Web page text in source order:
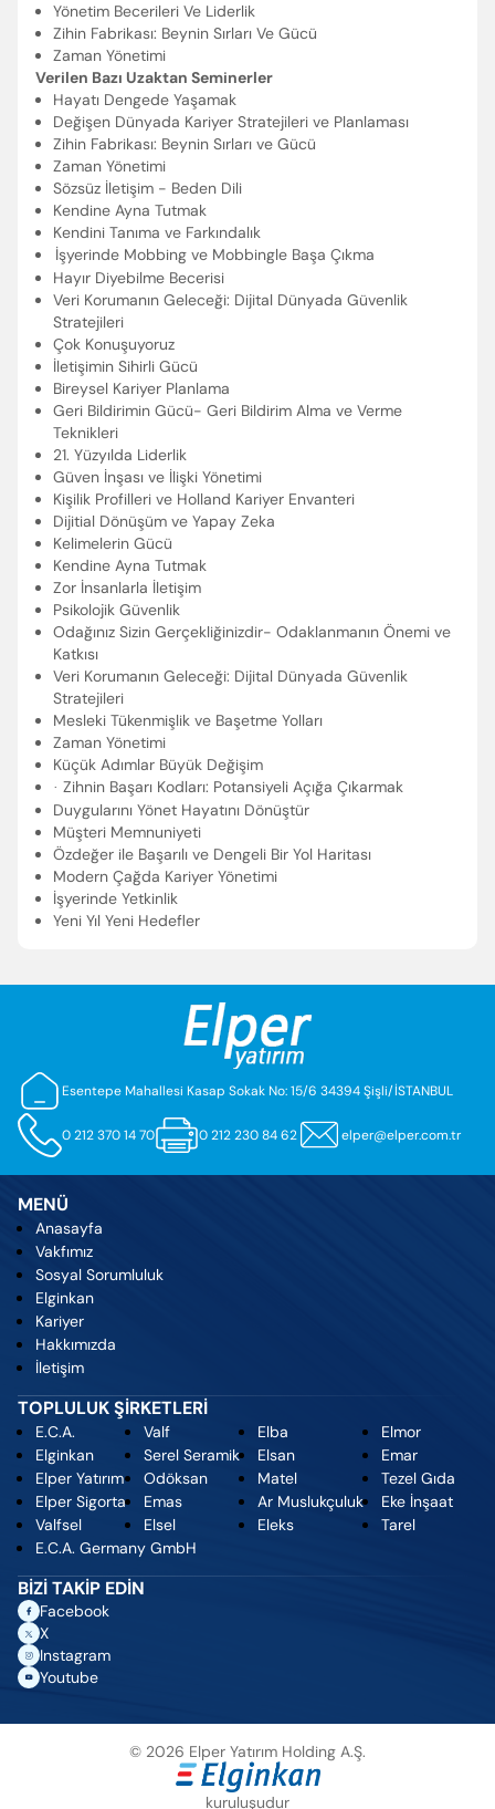
Yönetim Becerileri Ve Liderlik
Zihin Fabrikası: Beynin Sırları Ve Gücü
Zaman Yönetimi
Verilen Bazı Uzaktan Seminerler
Hayatı Dengede Yaşamak
Değişen Dünyada Kariyer Stratejileri ve Planlaması
Zihin Fabrikası: Beynin Sırları ve Gücü
Zaman Yönetimi
Sözsüz İletişim - Beden Dili
Kendine Ayna Tutmak
Kendini Tanıma ve Farkındalık
İşyerinde Mobbing ve Mobbingle Başa Çıkma
Hayır Diyebilme Becerisi
Veri Korumanın Geleceği: Dijital Dünyada Güvenlik
Stratejileri
Çok Konuşuyoruz
İletişimin Sihirli Gücü
Bireysel Kariyer Planlama
Geri Bildirimin Gücü- Geri Bildirim Alma ve Verme
Teknikleri
21. Yüzyılda Liderlik
Güven İnşası ve İlişki Yönetimi
Kişilik Profilleri ve Holland Kariyer Envanteri
Dijitial Dönüşüm ve Yapay Zeka
Kelimelerin Gücü
Kendine Ayna Tutmak
Zor İnsanlarla İletişim
Psikolojik Güvenlik
Odağınız Sizin Gerçekliğinizdir- Odaklanmanın Önemi ve
Katkısı
Veri Korumanın Geleceği: Dijital Dünyada Güvenlik
Stratejileri
Mesleki Tükenmişlik ve Başetme Yolları
Zaman Yönetimi
Küçük Adımlar Büyük Değişim
· Zihnin Başarı Kodları: Potansiyeli Açığa Çıkarmak
Duygularını Yönet Hayatını Dönüştür
Müşteri Memnuniyeti
Özdeğer ile Başarılı ve Dengeli Bir Yol Haritası
Modern Çağda Kariyer Yönetimi
İşyerinde Yetkinlik
Yeni Yıl Yeni Hedefler
Esentepe Mahallesi Kasap Sokak No: 15/6 34394 Şişli/İSTANBUL
0 212 370 14 70 0 212 230 84 62 elper@elper.com.tr
MENÜ
Anasayfa
Vakfımız
Sosyal Sorumluluk
Elginkan
Kariyer
Hakkımızda
İletişim
TOPLULUK ŞİRKETLERİ
E.C.A.
Elginkan
Elper Yatırım
Elper Sigorta
Valfsel
Valf
Serel Seramik
Odöksan
Emas
Elsel
Elba
Elsan
Matel
Ar Muslukçuluk
Eleks
Elmor
Emar
Tezel Gıda
Eke İnşaat
Tarel
E.C.A. Germany GmbH
BİZİ TAKİP EDİN
Facebook
X
Instagram
Youtube
© 2026 Elper Yatırım Holding A.Ş.
kuruluşudur